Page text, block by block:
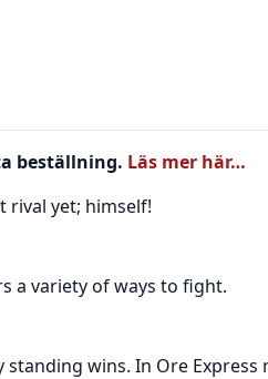
beställning. Läs mer här…
rival yet; himself!
a variety of ways to fight.
wins. In Ore